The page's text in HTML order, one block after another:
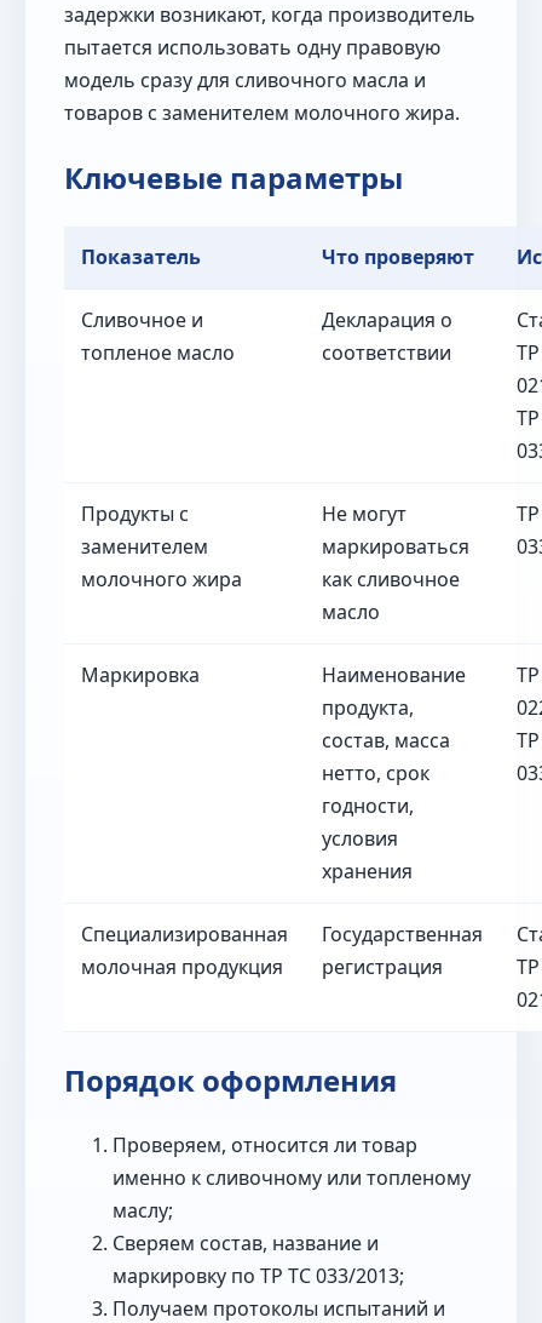
задержки возникают, когда производитель
пытается использовать одну правовую
модель сразу для сливочного масла и
товаров с заменителем молочного жира.
Ключевые параметры
Показатель Что проверяют
Сливочное и
топленое масло
Декларация о
соответствии
Продукты с
заменителем
молочного жира
Не могут
маркироваться
как сливочное
масло
Маркировка
Наименование
продукта,
состав, масса
нетто, срок
годности,
условия
хранения
Специализированная
молочная продукция
Государственная
регистрация
Порядок оформления
Проверяем, относится ли товар
именно к сливочному или топленому
маслу;
Сверяем состав, название и
маркировку по ТР ТС 033/2013;
Получаем протоколы испытаний и